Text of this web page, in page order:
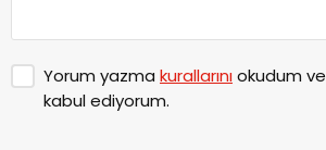
Yorum yazma kurallarınıokudum ve
kabul ediyorum.